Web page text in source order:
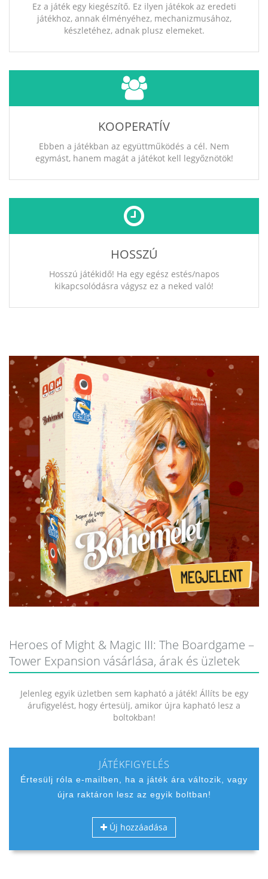
Ez a játék egy kiegészítő. Ez ilyen játékok az eredeti
játékhoz, annak élményéhez, mechanizmusához,
készletéhez, adnak plusz elemeket.
KOOPERATÍV
Ebben a játékban az együttműködés a cél. Nem
egymást, hanem magát a játékot kell legyőznötök!
HOSSZÚ
Hosszú játékidő! Ha egy egész estés/napos
kikapcsolódásra vágysz ez a neked való!
Heroes of Might & Magic III: The Boardgame –
Tower Expansion vásárlása, árak és üzletek
Jelenleg egyik üzletben sem kapható a játék! Állíts be egy
árufigyelést, hogy értesülj, amikor újra kapható lesz a
boltokban!
JÁTÉKFIGYELÉS
Értesülj róla e-mailben, ha a játék ára változik, vagy
újra raktáron lesz az egyik boltban!
Új hozzáadása